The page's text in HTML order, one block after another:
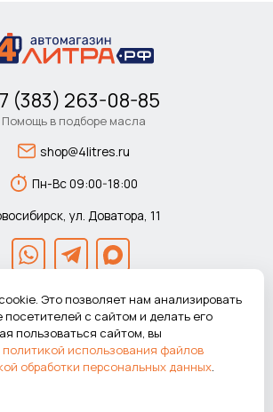
(383) 263-08-85
Помощь в подборе масла
shop@4litres.ru
Пн-Вс 09:00-18:00
ул. Доватора, 11
4литра.рф Все права защищены.
цены действуют только при покупке в
Это позволяет нам анализировать
с сайтом и делать его
пользоваться сайтом, вы
политикой использования файлов
обработки персональных данных.